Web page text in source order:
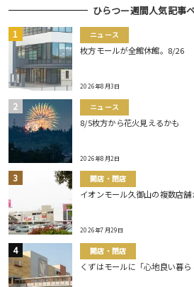
ひらつー週間人気記事
ニュース
枚方モールが全館休館。8/26
2026年8月3日
ニュース
8/5枚方から花火見えるかも
2026年8月2日
開店・閉店
イオンモール久御山の複数店
2026年7月29日
開店・閉店
くずはモールに「心地良い暮